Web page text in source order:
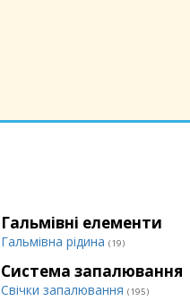
Гальмівні елементи
Гальмівна рідина (19)
Система запалювання
Свічки запалювання (195)